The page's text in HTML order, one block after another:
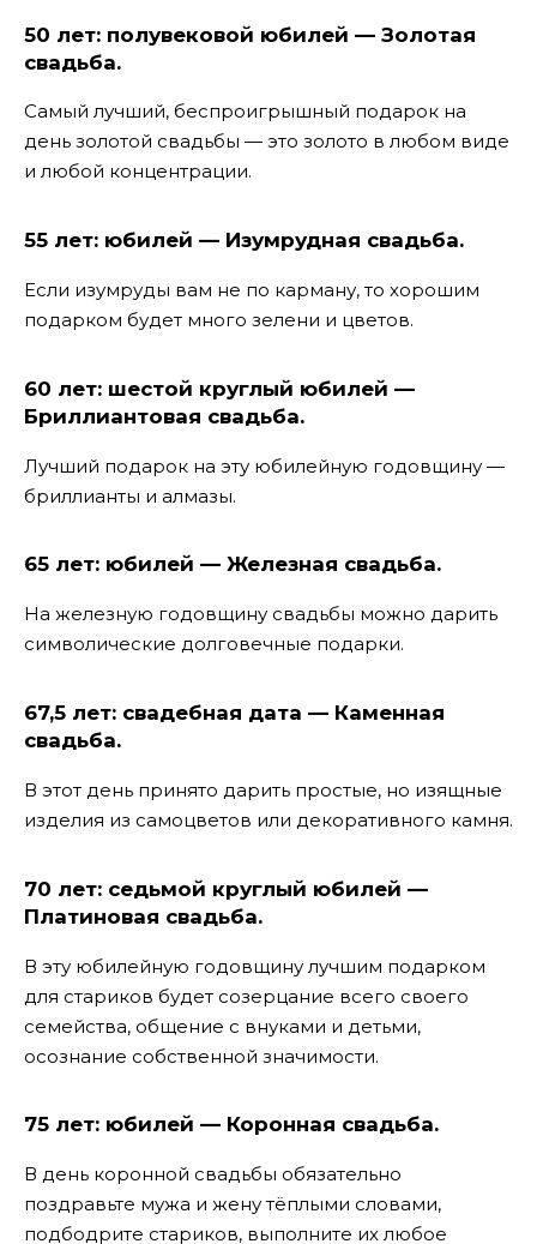
50 лет: полувековой юбилей — Золотая
свадьба.
Самый лучший, беспроигрышный подарок на
день золотой свадьбы — это золото в любом виде
и любой концентрации.
55 лет: юбилей — Изумрудная свадьба.
Если изумруды вам не по карману, то хорошим
подарком будет много зелени и цветов.
60 лет: шестой круглый юбилей —
Бриллиантовая свадьба.
Лучший подарок на эту юбилейную годовщину —
бриллианты и алмазы.
65 лет: юбилей — Железная свадьба.
На железную годовщину свадьбы можно дарить
символические долговечные подарки.
67,5 лет: свадебная дата — Каменная
свадьба.
В этот день принято дарить простые, но изящные
изделия из самоцветов или декоративного камня.
70 лет: седьмой круглый юбилей —
Платиновая свадьба.
В эту юбилейную годовщину лучшим подарком
для стариков будет созерцание всего своего
семейства, общение с внуками и детьми,
осознание собственной значимости.
75 лет: юбилей — Коронная свадьба.
В день коронной свадьбы обязательно
поздравьте мужа и жену тёплыми словами,
подбодрите стариков, выполните их любое